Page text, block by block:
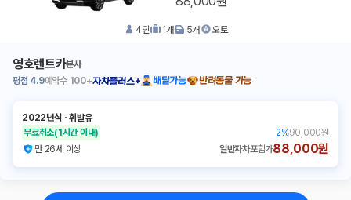
4인 1개 5개 오토
영호렌트카본사
평점 4.9예약수 100+자차플러스+ 배달가능 반려동물 가능
2022년식 ㆍ휘발유
무료취소(1시간 이내) 2%90,000원
만 26세 이상
일반자차포함가88,000원